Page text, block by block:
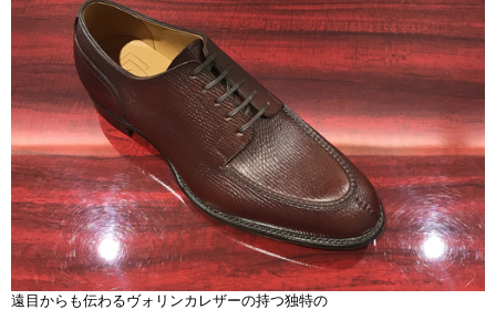
遠目からも伝わるヴォリンカレザーの持つ独特の